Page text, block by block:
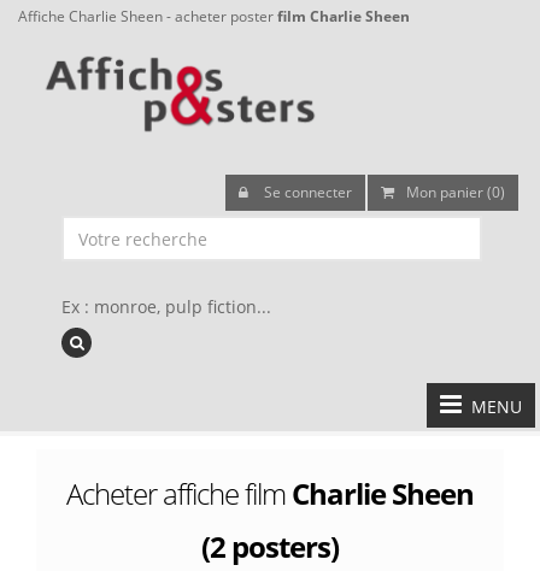
Affiche Charlie Sheen - acheter posterfilm Charlie Sheen
Se connecter Mon panier (0)
Ex : monroe, pulp fiction...
MENU
Acheter affiche filmCharlie Sheen
(2 posters)